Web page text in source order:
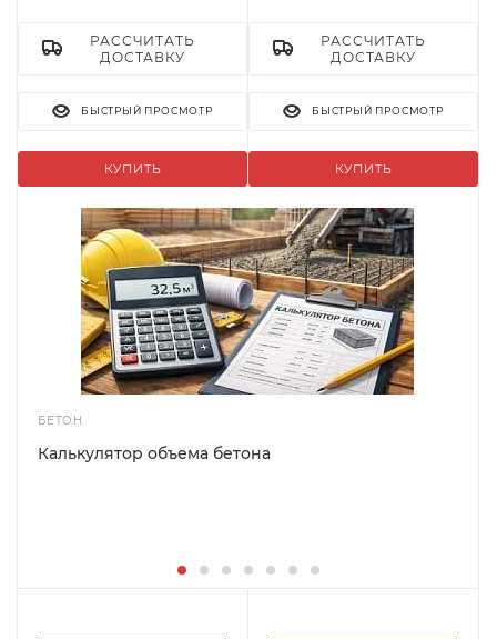
КУПИТЬ
РАССЧИТАТЬ
ДОСТАВКУ
БЫСТРЫЙ ПРОСМОТР
КУПИТЬ
РАССЧИТАТЬ
ДОСТАВКУ
БЫСТРЫЙ ПРОСМОТР
БЕТОН
Калькулятор объема бетона